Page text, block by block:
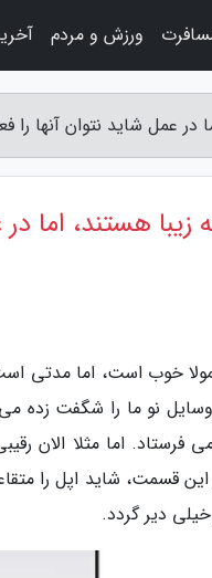
زیبا هستند، اما
خوب است، اما مدتی
نو ما را شگفت زده
فرستاد. اما مثلا الان
شاید اپل را
دیر گردد.
ورزش و مردم